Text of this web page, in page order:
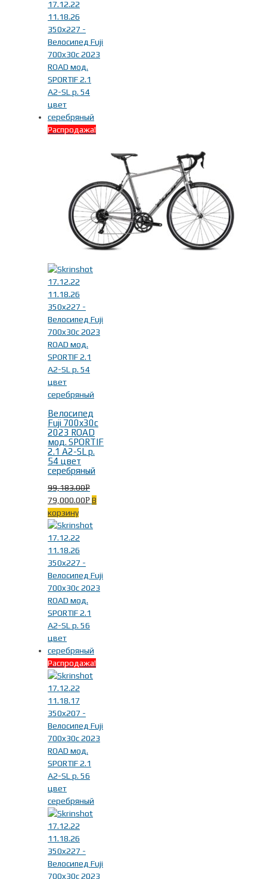
Распродажа!
Велосипед
Fuji 700x30c
2023 ROAD
мод. SPORTIF
2.1 A2-SL р.
54 цвет
серебряный
99,183.00Р
79,000.00Р В
корзину
Распродажа!